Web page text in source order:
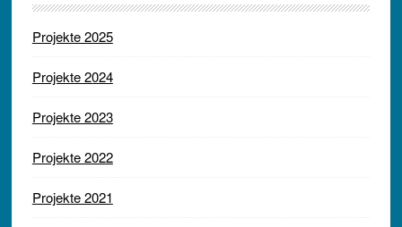
Projekte 2025
Projekte 2024
Projekte 2023
Projekte 2022
Projekte 2021